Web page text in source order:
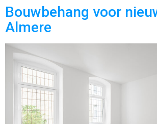
Bouwbehang voor
Almere